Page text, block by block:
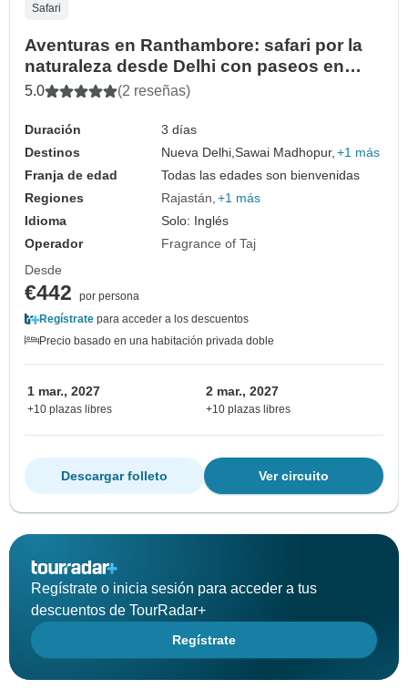
Safari
Aventuras en Ranthambore: safari por la
naturaleza desde Delhi con paseos en
safari
5.0 (2 reseñas)
Duración
3 días
Destinos
Nueva Delhi,Sawai Madhopur, +1 más
Franja de edad
Todas las edades son bienvenidas
Regiones
Rajastán +1 más
Idioma
Solo: Inglés
Operador
Fragrance of Taj
Desde
€442
por persona
Regístrate para acceder a los descuentos
Precio basado en una habitación privada doble
1 mar., 2027
+10 plazas libres
2 mar., 2027
+10 plazas libres
Ver circuito
Descargar folleto
Regístrate o inicia sesión para acceder a tus
descuentos de TourRadar+
Regístrate